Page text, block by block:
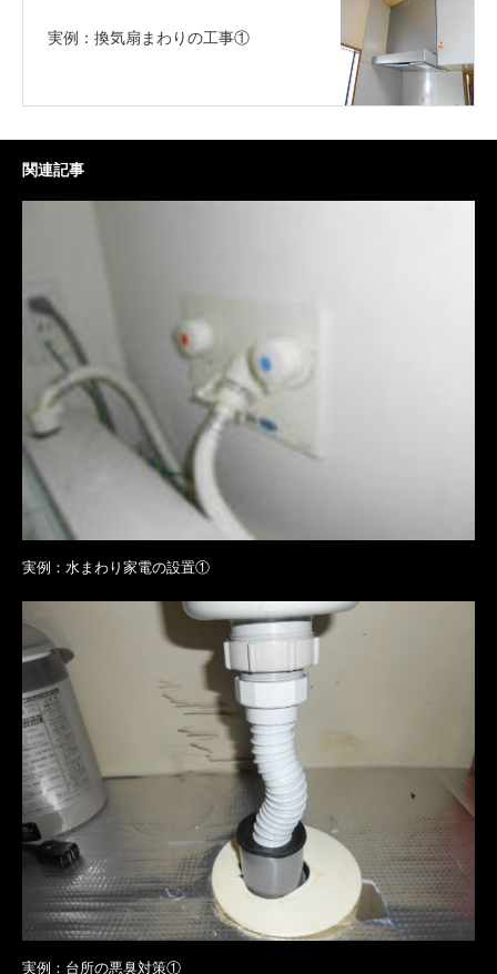
実例：換気扇まわりの工事①
関連記事
実例：水まわり家電の設置①
実例：台所の悪臭対策①